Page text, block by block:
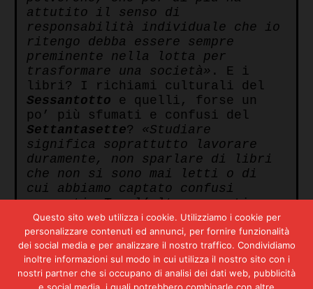
attutito il senso di
responsabilità individuale che io
ritengo debba essere sempre
preminente nella lotta per
trasformare una società» . E i
libri? I richiami culturali del
Sessantotto e quelli, forse un
po’ più sfumati e confusi del
Settantasette? «Studiare
significa soprattutto lavorare
duramente, non sparlare di libri
che non si sono mai letti o di
cui abbiamo captato confusi
racconti. Tra l’altro», continua
Amendola,«pretendere di
realizzare nella scuola un’oasi
di eguaglianza è una velleitaria
utopia. Significa ignorare che
nella scuola e fuori di essa le
Questo sito web utilizza i cookie. Utilizziamo i cookie per
personalizzare contenuti ed annunci, per fornire funzionalità
dei social media e per analizzare il nostro traffico. Condividiamo
inoltre informazioni sul modo in cui utilizza il nostro sito con i
nostri partner che si occupano di analisi dei dati web, pubblicità